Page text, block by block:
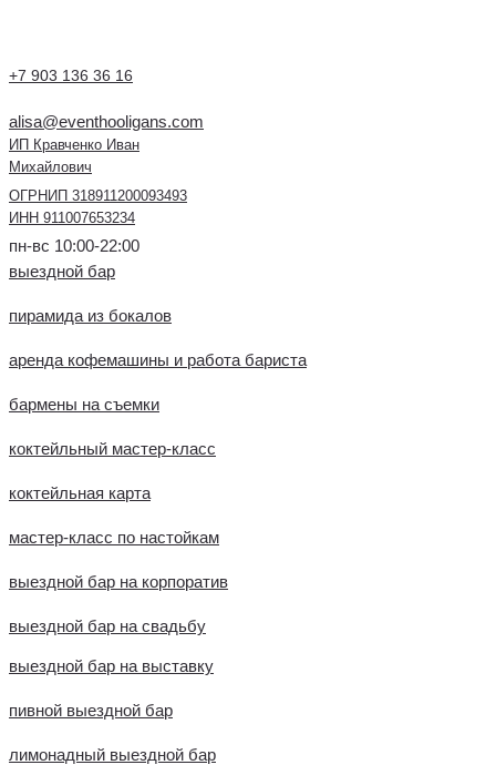
+7 903 136 36 16
alisa@eventhooligans.com
ИП Кравченко Иван
Михайлович
ОГРНИП 318911200093493
ИНН 911007653234
пн-вс 10:00-22:00
выездной бар
пирамида из бокалов
аренда кофемашины и работа бариста
бармены на съемки
коктейльный мастер-класс
коктейльная карта
мастер-класс по настойкам
выездной бар на корпоратив
выездной бар на свадьбу
выездной бар на выставку
пивной выездной бар
лимонадный выездной бар